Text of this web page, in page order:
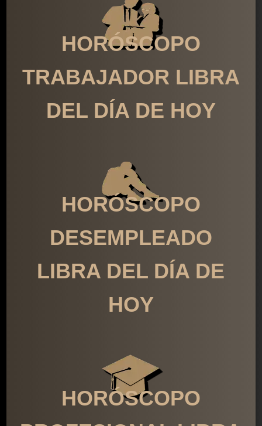
HORÓSCOPO
TRABAJADOR LIBRA
DEL DÍA DE HOY
HORÓSCOPO
DESEMPLEADO
LIBRA DEL DÍA DE
HOY
HORÓSCOPO